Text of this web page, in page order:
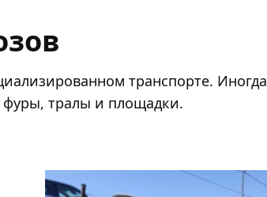
транспорте. Иногда
фуры, тралы и площадки.